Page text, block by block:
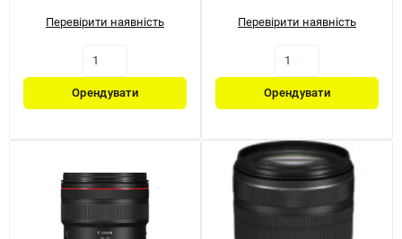
Перевірити наявність
Орендувати
Перевірити наявність
Орендувати